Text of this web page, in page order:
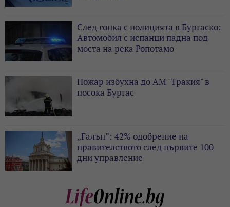
След гонка с полицията в Бургаско:
Автомобил с испанци падна под
моста на река Ропотамо
Пожар избухна до АМ "Тракия" в
посока Бургас
„Галъп”: 42% одобрение на
правителството след първите 100
дни управление